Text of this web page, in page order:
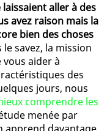
aller à des
avez raison mais la
bien des choses
le savez, la mission
aider à
des
jours, nous
comprendre les
menée par